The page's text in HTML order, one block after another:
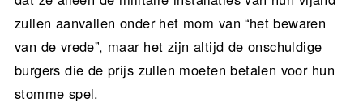
zullen aanvallen onder het mom van “het bewaren
van de vrede”, maar het zijn altijd de onschuldige
burgers die de prijs zullen moeten betalen voor hun
stomme spel.